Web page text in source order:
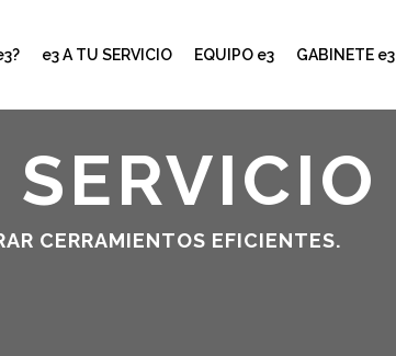
e3 A TU SERVICIO EQUIPO e3 GABINETE e3
CERRAMIENTOS EFICIENTES.